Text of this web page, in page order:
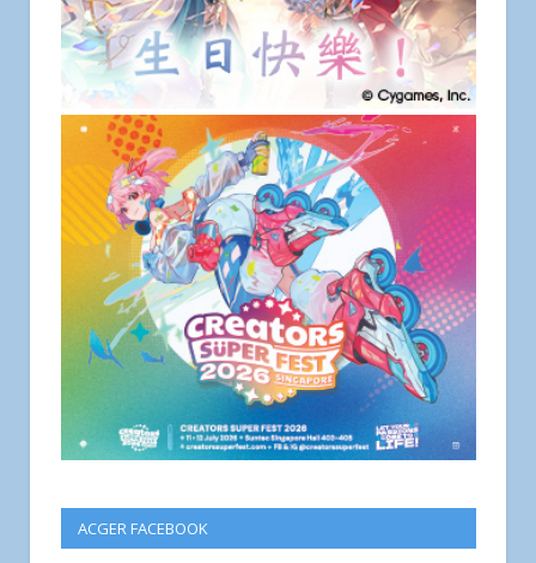
ACGER FACEBOOK